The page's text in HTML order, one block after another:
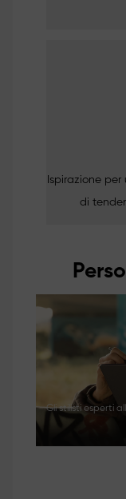
Ispirazione per
di
Gli stilisti esperti